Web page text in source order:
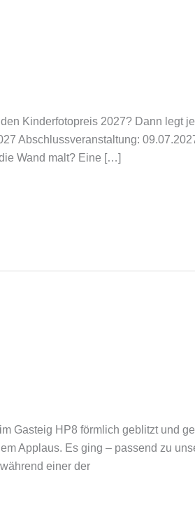
Kinderfotopreis 2027? Dann legt
Abschlussveranstaltung:
Wand malt? Eine […]
Gasteig HP8 förmlich geblitzt und
Applaus. Es ging – passend zu
einer der